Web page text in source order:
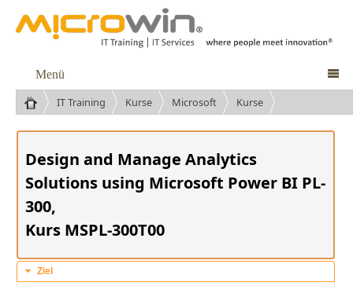
Menü 
IT Training Kurse Microsoft
Kurse
Design and Manage Analytics
Solutions using Microsoft Power BI PL-
300,
Kurs MSPL-300T00
Ziel